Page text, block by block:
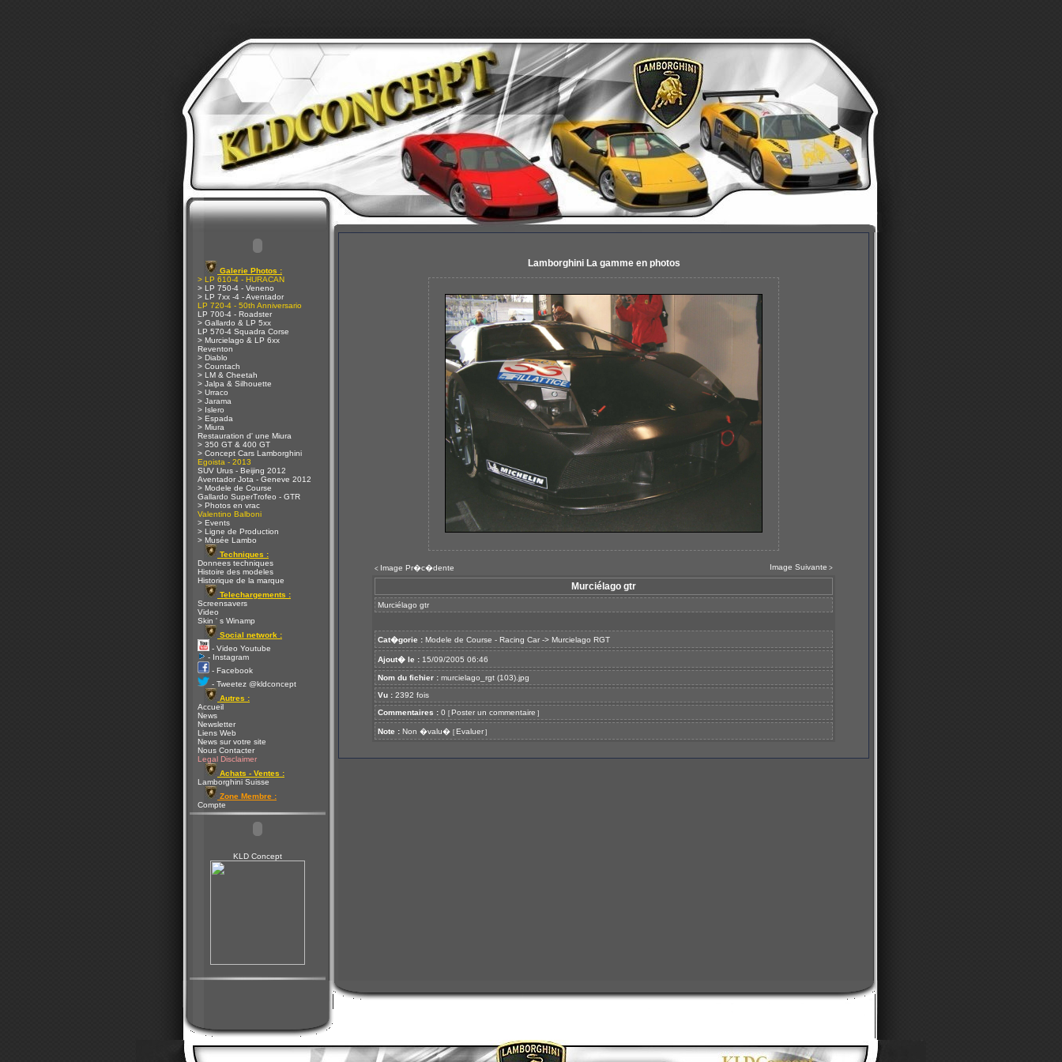
Galerie Photos :
> LP 610-4 - HURACAN
> LP 750-4 - Veneno
> LP 7xx -4 - Aventador
LP 720-4 - 50th Anniversario
LP 700-4 - Roadster
> Gallardo & LP 5xx
LP 570-4 Squadra Corse
> Murcielago & LP 6xx
Reventon
> Diablo
> Countach
> LM & Cheetah
> Jalpa & Silhouette
> Urraco
> Jarama
> Islero
> Espada
> Miura
Restauration d' une Miura
> 350 GT & 400 GT
> Concept Cars Lamborghini
Egoista - 2013
SUV Urus - Beijing 2012
Aventador Jota - Geneve 2012
> Modele de Course
Gallardo SuperTrofeo - GTR
> Photos en vrac
Valentino Balboni
> Events
> Ligne de Production
> Musée Lambo
Techniques :
Donnees techniques
Histoire des modeles
Historique de la marque
Telechargements :
Screensavers
Video
Skin ' s Winamp
Social network :
- Video Youtube
- Instagram
- Facebook
- Tweetez @kldconcept
Autres :
Accueil
News
Newsletter
Liens Web
News sur votre site
Nous Contacter
Legal Disclaimer
Achats - Ventes :
Lamborghini Suisse
Zone Membre :
Compte
KLD Concept
Lamborghini La gamme en photos
< Image Pr�c�dente Image Suivante >
Murciélago gtr
Murciélago gtr
Cat�gorie : Modele de Course - Racing Car -> Murcielago RGT
Ajout� le : 15/09/2005 06:46
Nom du fichier : murcielago_rgt (103).jpg
Vu : 2392 fois
Commentaires : 0 [ Poster un commentaire ]
Note : Non �valu� [ Evaluer ]